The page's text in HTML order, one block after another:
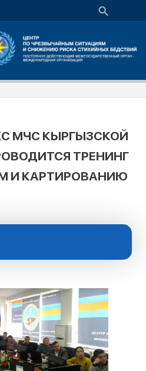
МЧС КЫРГЫЗСКОЙ
ТРЕНИНГ
И КАРТИРОВАНИЮ